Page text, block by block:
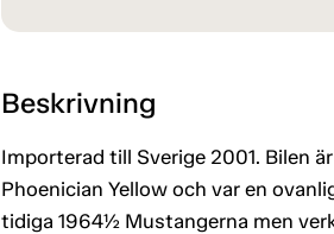
Beskrivning
Importerad till Sverige 2001. Bilen
Phoenician Yellow och var en
tidiga 1964½ Mustangerna men